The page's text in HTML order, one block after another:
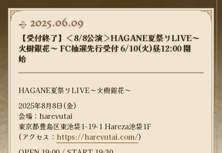
2025.06.09
【受付終了】＜8/8公演＞HAGANE夏祭りLIVE～
火樹銀花～ FC抽選先行受付 6/10(火)昼12:00 開
始
HAGANE夏祭りLIVE～火樹銀花～
2025年8月8日(金)
会場：harevutai
東京都豊島区東池袋1-19-1 Hareza池袋1F
(アクセス： https://harevutai.com/)